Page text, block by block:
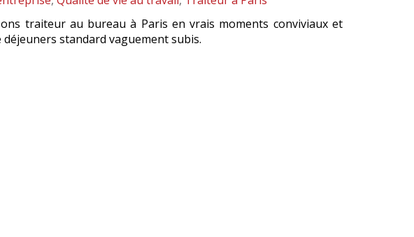
traiteur au bureau à Paris en vrais moments conviviaux et
standard vaguement subis.